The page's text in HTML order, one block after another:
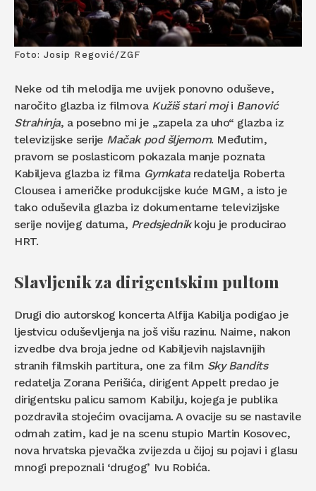
Foto: Josip Regović/ZGF
Neke od tih melodija me uvijek ponovno oduševe,
naročito glazba iz filmova Kužiš stari moji Banović
Strahinja, a posebno mi je „zapela za uho“ glazba iz
televizijske serije Mačak pod šljemom. Međutim,
pravom se poslasticom pokazala manje poznata
Kabiljeva glazba iz filma Gymkataredatelja Roberta
Clousea i američke produkcijske kuće MGM, a isto je
tako oduševila glazba iz dokumentarne televizijske
serije novijeg datuma, Predsjednikkoju je producirao
HRT.
Slavljenik za dirigentskim pultom
Drugi dio autorskog koncerta Alfija Kabilja podigao je
ljestvicu oduševljenja na još višu razinu. Naime, nakon
izvedbe dva broja jedne od Kabiljevih najslavnijih
stranih filmskih partitura, one za film Sky Bandits
redatelja Zorana Perišića, dirigent Appelt predao je
dirigentsku palicu samom Kabilju, kojega je publika
pozdravila stojećim ovacijama. A ovacije su se nastavile
odmah zatim, kad je na scenu stupio Martin Kosovec,
nova hrvatska pjevačka zvijezda u čijoj su pojavi i glasu
mnogi prepoznali ‘drugog’ Ivu Robića.